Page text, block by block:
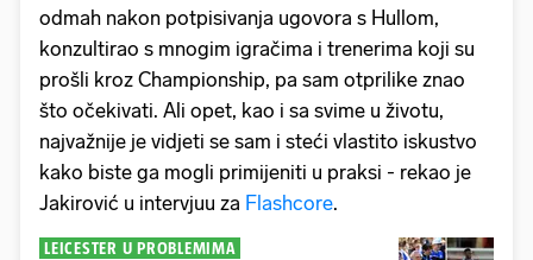
odmah nakon potpisivanja ugovora s Hullom,
konzultirao s mnogim igračima i trenerima koji su
prošli kroz Championship, pa sam otprilike znao
što očekivati. Ali opet, kao i sa svime u životu,
najvažnije je vidjeti se sam i steći vlastito iskustvo
kako biste ga mogli primijeniti u praksi - rekao je
Jakirović u intervjuu za Flashcore.
LEICESTER U PROBLEMIMA